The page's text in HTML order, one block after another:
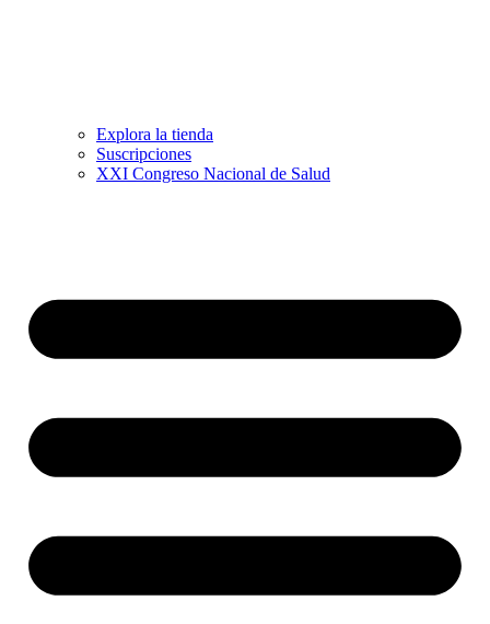
Explora la tienda
Suscripciones
XXI Congreso Nacional de Salud